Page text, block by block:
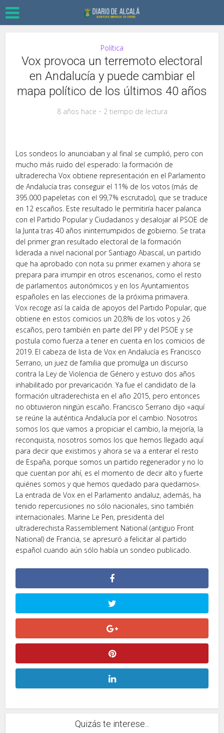
Política
Vox provoca un terremoto electoral
en Andalucía y puede cambiar el
mapa político de los últimos 40 años
8 años hace 2 tiempo de lectura
Los sondeos lo anunciaban y al final se cumplió, pero con
mucho más ruido del esperado: la formación de
ultraderecha Vox obtiene representación en el Parlamento
de Andalucía tras conseguir el 11% de los votos (más de
395.000 papeletas con el 99,7% escrutado), que se traduce
en 12 escaños. Este resultado le permitiría hacer palanca
con el Partido Popular y Ciudadanos y desalojar al PSOE de
la Junta tras 40 años ininterrumpidos de gobierno. Se trata
del primer gran resultado electoral de la formación
liderada a nivel nacional por Santiago Abascal, un partido
que ha aprobado con nota su primer examen y ahora se
prepara para irrumpir en otros escenarios, como el resto
de parlamentos autonómicos y en los Ayuntamientos
españoles en las elecciones de la próxima primavera.
Vox recoge así la caída de apoyos del Partido Popular, que
obtiene en estos comicios un 20,8% de los votos y 26
escaños, pero también en parte del PP y del PSOE y se
postula como fuerza a tener en cuenta en los comicios de
2019. El cabeza de lista de Vox en Andalucía es Francisco
Serrano, un juez de familia que promulga un discurso
contra la Ley de Violencia de Género y estuvo dos años
inhabilitado por prevaricación. Ya fue el candidato de la
formación ultraderechista en el año 2015, pero entonces
no obtuvieron ningún escaño. Francisco Serrano dijo «aquí
se reúne la auténtica Andalucía por el cambio. Nosotros
somos los que vamos a propiciar el cambio, la mejoría, la
reconquista, nosotros somos los que hemos llegado aquí
para decir que existimos y ahora se va a enterar el resto
de España, porque somos un partido regenerador y no lo
que cuentan por ahí, es el momento de decir alto y fuerte
quiénes somos y que hemos quedado para quedarnos».
La entrada de Vox en el Parlamento andaluz, además, ha
tenido repercusiones no sólo nacionales, sino también
internacionales. Marine Le Pen, presidenta del
ultraderechista Rassemblement National (antiguo Front
National) de Francia, se apresuró a felicitar al partido
español cuando aún sólo había un sondeo publicado.
Quizás te interese...